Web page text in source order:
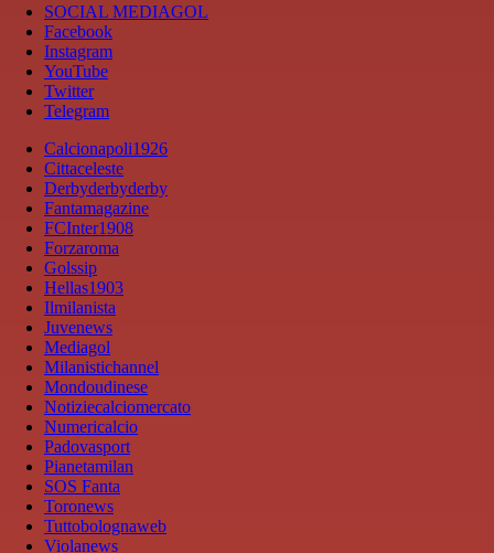
SOCIAL MEDIAGOL
Facebook
Instagram
YouTube
Twitter
Telegram
Calcionapoli1926
Cittaceleste
Derbyderbyderby
Fantamagazine
FCInter1908
Forzaroma
Golssip
Hellas1903
Ilmilanista
Juvenews
Mediagol
Milanistichannel
Mondoudinese
Notiziecalciomercato
Numericalcio
Padovasport
Pianetamilan
SOS Fanta
Toronews
Tuttobolognaweb
Violanews